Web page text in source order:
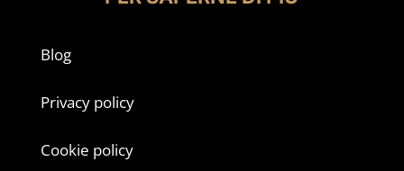
Blog
Privacy policy
Cookie policy